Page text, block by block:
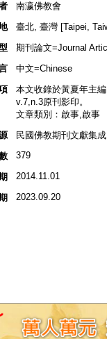
南瀛佛教會
臺北, 臺灣 [Taipei,
期刊論文=Journal
中文=Chinese
本文收錄於黃夏年主
v.7,n.3原刊影印。
文章類別：啟事,啟事
民國佛教期刊文獻集
379
2014.11.01
2023.09.20